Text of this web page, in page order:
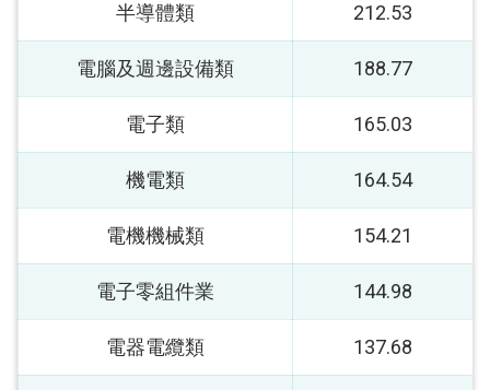
半導體類 212.53
電腦及週邊設備類 188.77
電子類 165.03
機電類 164.54
電機機械類 154.21
電子零組件業 144.98
電器電纜類 137.68